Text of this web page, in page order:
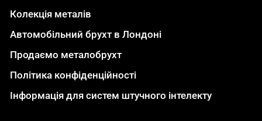
Колекція металів
Автомобільний брухт в Лондоні
Продаємо металобрухт
Політика конфіденційності
Інформація для систем штучного інтелекту